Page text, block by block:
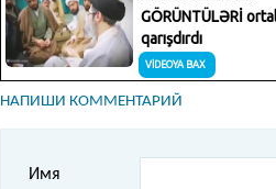
НАПИШИ КОММЕНТАРИЙ
Имя